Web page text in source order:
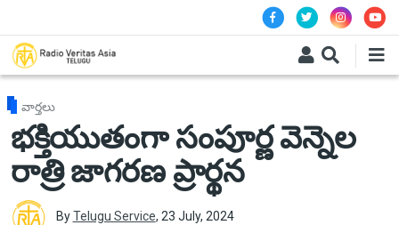
వార్తలు
భక్తియుతంగా సంపూర్ణ వెన్నెల
రాత్రి జాగరణ ప్రార్థన
ByTelugu Service, 23 July, 2024